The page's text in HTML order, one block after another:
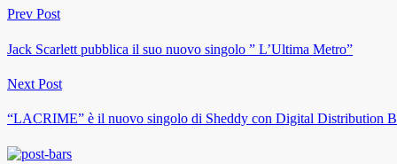
Prev Post
Jack Scarlett pubblica il suo nuovo singolo ” L’Ultima Metro”
Next Post
“LACRIME” è il nuovo singolo di Sheddy con Digital Distribution